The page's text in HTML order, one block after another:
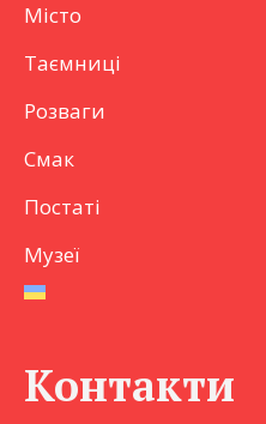
Місто
Таємниці
Розваги
Смак
Постаті
Музеї
Контакти